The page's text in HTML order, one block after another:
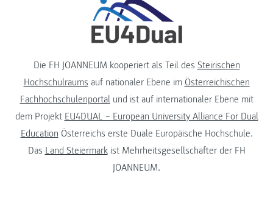
Die FH JOANNEUM kooperiert als Teil des Steirischen
Hochschulraums auf nationaler Ebene im Österreichischen
Fachhochschulenportalund ist auf internationaler Ebene mit
dem Projekt EU4DUAL – European University Alliance For Dual
Education Österreichs erste Duale Europäische Hochschule.
Das Land Steiermarkist Mehrheitsgesellschafter der FH
JOANNEUM.